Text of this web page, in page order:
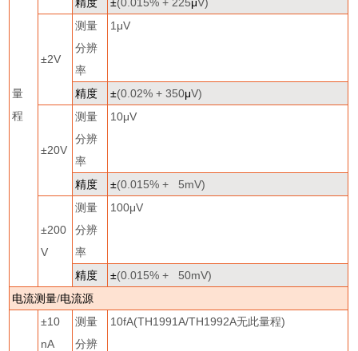
量
程
精度 ±(0.015% + 225μV)
±2V
测量
分辨
率
1μV
精度 ±(0.02% + 350μV)
±20V
测量
分辨
率
10μV
精度 ±(0.015% + 5mV)
±200
V
测量
分辨
率
100μV
精度 ±(0.015% + 50mV)
电流测量/电流源
±10
nA
测量
分辨
10fA(TH1991A/TH1992A无此量程)